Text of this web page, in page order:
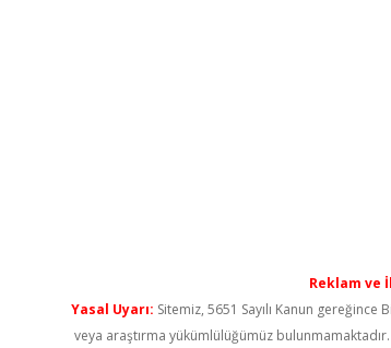
Reklam ve
Yasal Uyarı: Sitemiz, 5651 Sayılı Kanun
veya araştırma yükümlülüğümüz